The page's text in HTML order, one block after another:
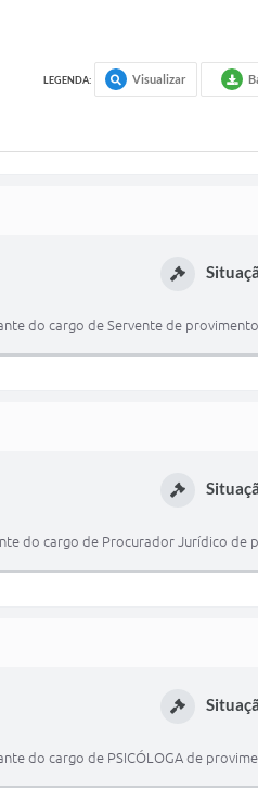
LEGENDA: Visualizar
do cargo de Servente de
do cargo de Procurador Jurídico de
do cargo de PSICÓLOGA de